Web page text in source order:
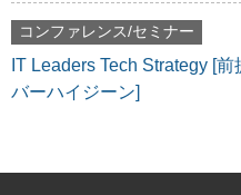
コンファレンス/セミナー
IT Leaders Tech Strategy [
バーハイジーン]